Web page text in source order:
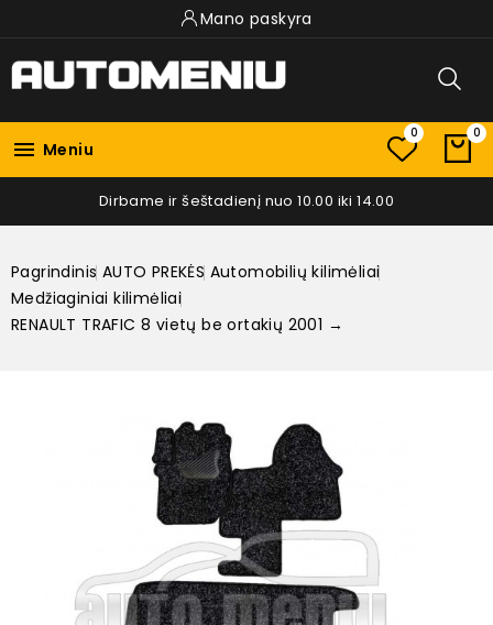
Mano paskyra
 Meniu
0 0
Dirbame ir šeštadienį nuo 10.00 iki 14.00
Pagrindinis AUTO PREKĖS Automobilių kilimėliai
Medžiaginiai kilimėliai
RENAULT TRAFIC 8 vietų be ortakių 2001 →